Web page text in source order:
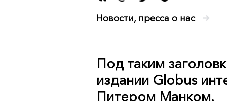
Новости, пресса о нас
Под таким
издании Globus
Питером Манком.